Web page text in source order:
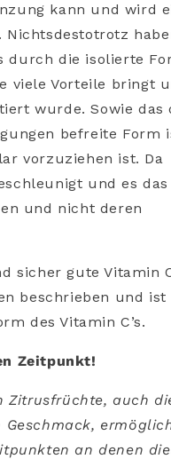
kann und wird
Nichtsdestotrotz
durch die isolierte
viele Vorteile bringt
wurde. Sowie das
befreite Form
vorzuziehen ist. Da
und es das
und nicht deren
sicher gute Vitamin
beschrieben und ist
des Vitamin C’s.
Zeitpunkt!
Zitrusfrüchte, auch
an denen